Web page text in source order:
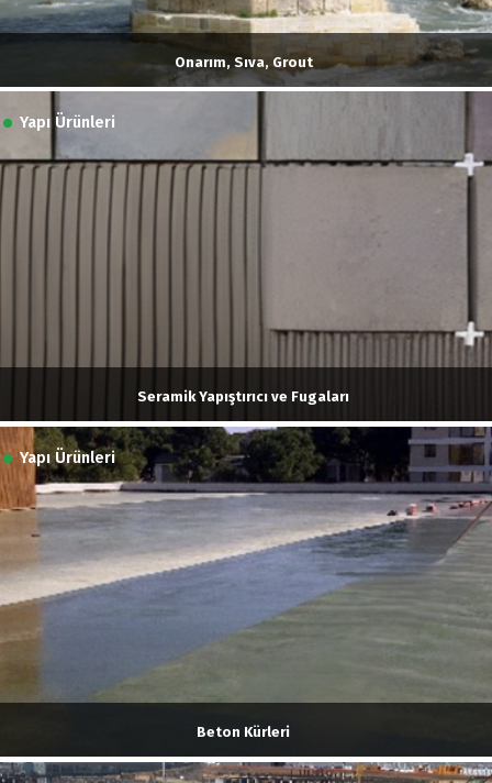
Onarım, Sıva, Grout
Yapı Ürünleri
Seramik Yapıştırıcı ve Fugaları
Yapı Ürünleri
Beton Kürleri